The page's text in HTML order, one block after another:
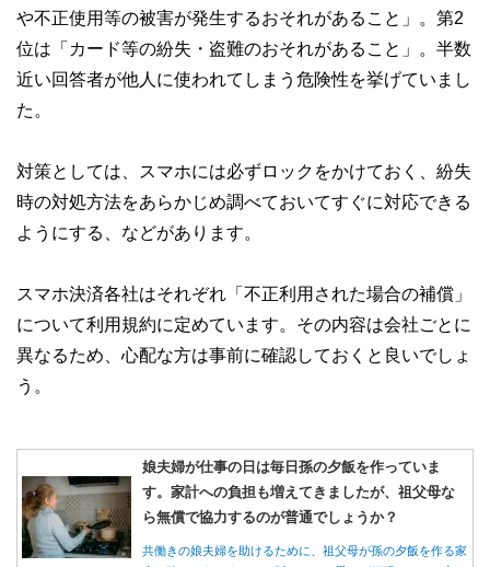
や不正使用等の被害が発生するおそれがあること」。第2
位は「カード等の紛失・盗難のおそれがあること」。半数
近い回答者が他人に使われてしまう危険性を挙げていまし
た。
対策としては、スマホには必ずロックをかけておく、紛失
時の対処方法をあらかじめ調べておいてすぐに対応できる
ようにする、などがあります。
スマホ決済各社はそれぞれ「不正利用された場合の補償」
について利用規約に定めています。その内容は会社ごとに
異なるため、心配な方は事前に確認しておくと良いでしょ
う。
娘夫婦が仕事の日は毎日孫の夕飯を作っていま
す。家計への負担も増えてきましたが、祖父母な
ら無償で協力するのが普通でしょうか？
共働きの娘夫婦を助けるために、祖父母が孫の夕飯を作る家